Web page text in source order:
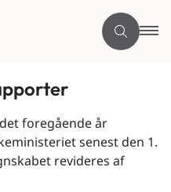
foregående år
senest den 1.
revideres af